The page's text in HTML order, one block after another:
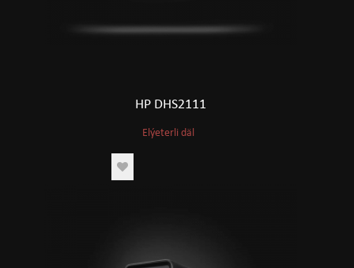
HP DHS2111
Elýeterli däl